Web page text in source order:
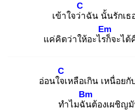
เข้าใจว่า
C
ฉัน นั้นรักเธ
แค่คิดว่าให้อะไรก็
Em
จะได้
อ่อนใจเ
C
หลือเกิน เหนื่อยกั
ทำไมฉัน
Bm
ต้องเผชิญ